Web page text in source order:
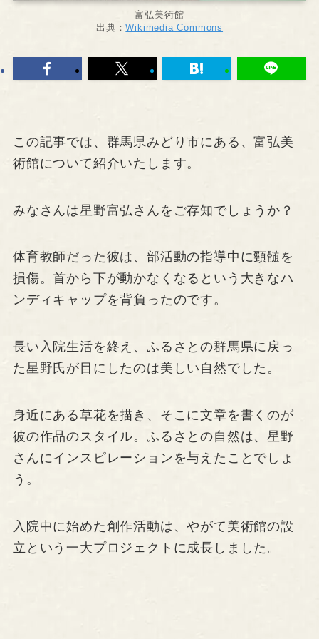
富弘美術館
出典：Wikimedia Commons
この記事では、群馬県みどり市にある、富弘美
術館について紹介いたします。
みなさんは星野富弘さんをご存知でしょうか？
体育教師だった彼は、部活動の指導中に頸髄を
損傷。首から下が動かなくなるという大きなハ
ンディキャップを背負ったのです。
長い入院生活を終え、ふるさとの群馬県に戻っ
た星野氏が目にしたのは美しい自然でした。
身近にある草花を描き、そこに文章を書くのが
彼の作品のスタイル。ふるさとの自然は、星野
さんにインスピレーションを与えたことでしょ
う。
入院中に始めた創作活動は、やがて美術館の設
立という一大プロジェクトに成長しました。